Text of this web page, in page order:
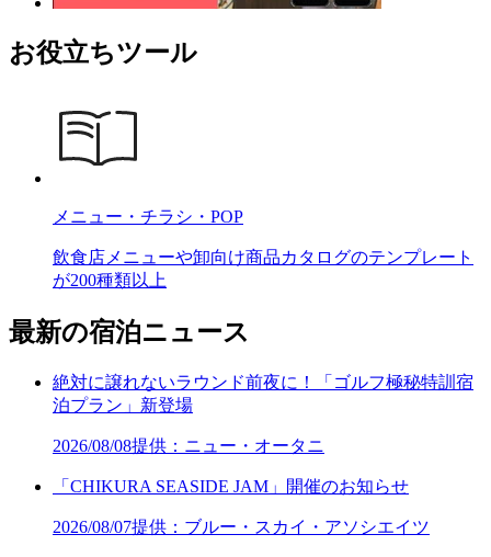
お役立ちツール
メニュー・チラシ・POP
飲食店メニューや卸向け商品カタログのテンプレート
が200種類以上
最新の宿泊ニュース
絶対に譲れないラウンド前夜に！「ゴルフ極秘特訓宿
泊プラン」新登場
2026/08/08提供：ニュー・オータニ
「CHIKURA SEASIDE JAM」開催のお知らせ
2026/08/07提供：ブルー・スカイ・アソシエイツ